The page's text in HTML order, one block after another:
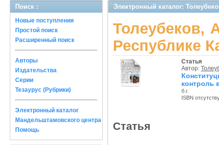
Поиск :
Новые поступления
Простой поиск
Расширенный поиск
Авторы
Издательства
Серии
Тезаурус (Рубрики)
Электронный каталог
Мандельштамовского центра
Помощь
Электронный каталог:
Толеубеков,
Республике
Статья
Автор:
контроль
б.г.
ISBN
Статья